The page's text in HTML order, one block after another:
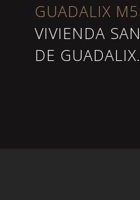
GUADALIX M5
VIVIENDA
DE